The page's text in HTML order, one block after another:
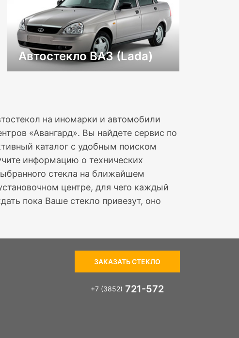
Автостекло ВАЗ (Lada)
на иномарки и автомобили
«Авангард». Вы найдете сервис по
каталог с удобным поиском
информацию о технических
стекла на ближайшем
центре, для чего каждый
пока Ваше стекло привезут, оно
ЗАКАЗАТЬ СТЕКЛО
+7 (3852) 721-572